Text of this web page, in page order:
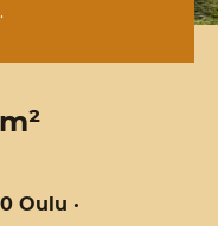
Oulu ·